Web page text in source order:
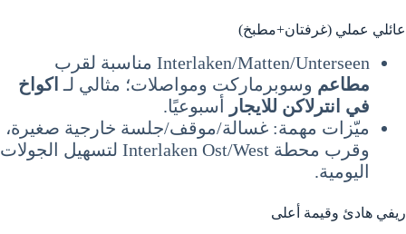
عائلي عملي (غرفتان+مطبخ)
Interlaken/Matten/Unterseen مناسبة لقرب
مطاعم وسوبرماركت ومواصلات؛ مثالي لـ اكواخ
في انترلاكن للايجار
أسبوعيًا.
ميّزات مهمة: غسالة/موقف/جلسة خارجية صغيرة،
وقرب محطة Interlaken Ost/West لتسهيل الجولات
اليومية.
ريفي هادئ وقيمة أعلى